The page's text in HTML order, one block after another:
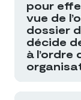
pour
vue de
dossier
décide
à l’ordre